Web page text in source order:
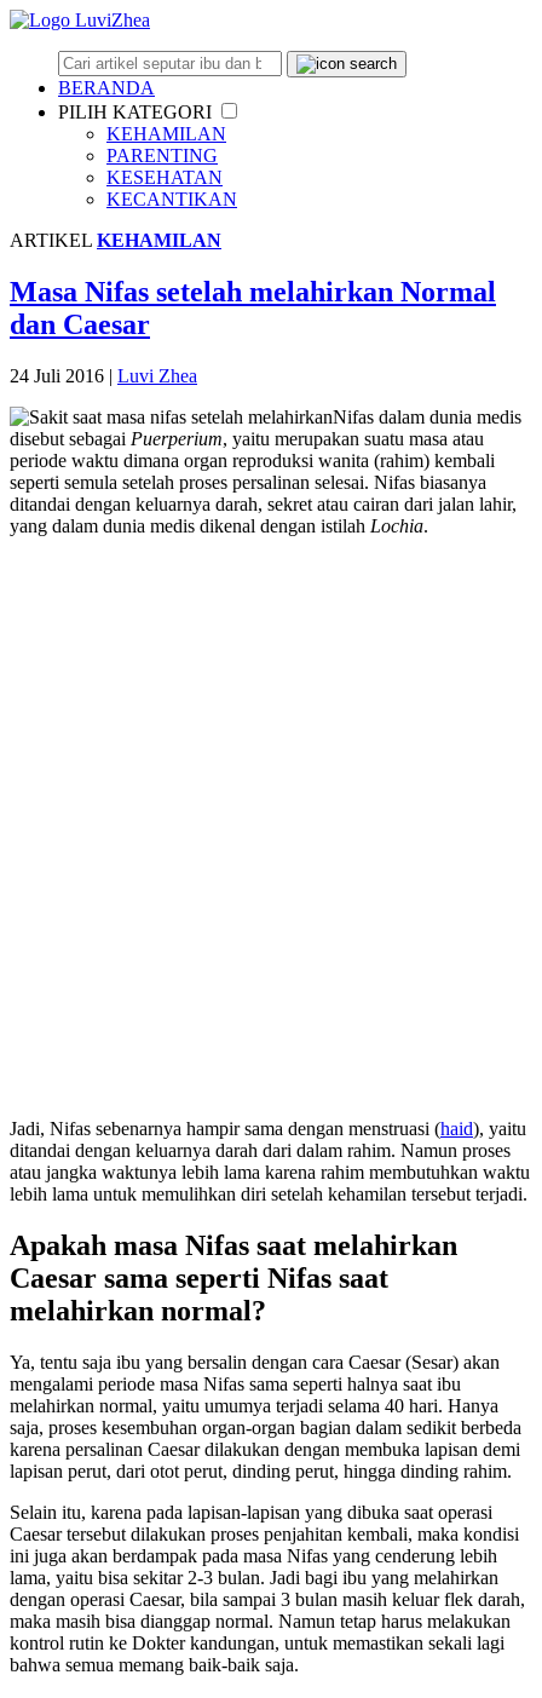
BERANDA
PILIH KATEGORI
KEHAMILAN
PARENTING
KESEHATAN
KECANTIKAN
ARTIKEL KEHAMILAN
Masa Nifas setelah melahirkan Normal
dan Caesar
24 Juli 2016 | Luvi Zhea
Nifas dalam dunia medis
disebut sebagai Puerperium, yaitu merupakan suatu masa atau
periode waktu dimana organ reproduksi wanita (rahim) kembali
seperti semula setelah proses persalinan selesai. Nifas biasanya
ditandai dengan keluarnya darah, sekret atau cairan dari jalan lahir,
yang dalam dunia medis dikenal dengan istilah Lochia.
Jadi, Nifas sebenarnya hampir sama dengan menstruasi (haid), yaitu
ditandai dengan keluarnya darah dari dalam rahim. Namun proses
atau jangka waktunya lebih lama karena rahim membutuhkan waktu
lebih lama untuk memulihkan diri setelah kehamilan tersebut terjadi.
Apakah masa Nifas saat melahirkan
Caesar sama seperti Nifas saat
melahirkan normal?
Ya, tentu saja ibu yang bersalin dengan cara Caesar (Sesar) akan
mengalami periode masa Nifas sama seperti halnya saat ibu
melahirkan normal, yaitu umumya terjadi selama 40 hari. Hanya
saja, proses kesembuhan organ-organ bagian dalam sedikit berbeda
karena persalinan Caesar dilakukan dengan membuka lapisan demi
lapisan perut, dari otot perut, dinding perut, hingga dinding rahim.
Selain itu, karena pada lapisan-lapisan yang dibuka saat operasi
Caesar tersebut dilakukan proses penjahitan kembali, maka kondisi
ini juga akan berdampak pada masa Nifas yang cenderung lebih
lama, yaitu bisa sekitar 2-3 bulan. Jadi bagi ibu yang melahirkan
dengan operasi Caesar, bila sampai 3 bulan masih keluar flek darah,
maka masih bisa dianggap normal. Namun tetap harus melakukan
kontrol rutin ke Dokter kandungan, untuk memastikan sekali lagi
bahwa semua memang baik-baik saja.